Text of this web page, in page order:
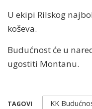
U ekipi Rilskog
koševa.
Budućnost će u
ugostiti Montanu.
TAGOVI KK